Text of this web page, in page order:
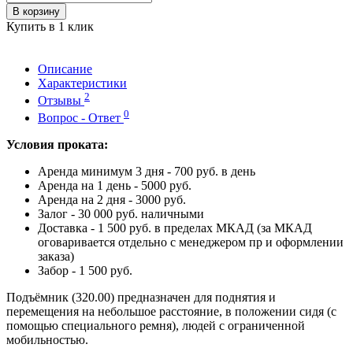
В корзину
Купить в 1 клик
Описание
Характеристики
Отзывы 2
Вопрос - Ответ 0
Условия проката:
Аренда минимум 3 дня - 700 руб. в день
Аренда на 1 день - 5000 руб.
Аренда на 2 дня - 3000 руб.
Залог - 30 000 руб. наличными
Доставка - 1 500 руб. в пределах МКАД (за МКАД
оговаривается отдельно с менеджером пр и оформлении
заказа)
Забор - 1 500 руб.
Подъёмник (320.00) предназначен для поднятия и
перемещения на небольшое расстояние, в положении сидя (с
помощью специального ремня), людей с ограниченной
мобильностью.